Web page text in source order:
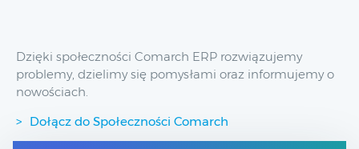
Dzięki społeczności Comarch ERP rozwiązujemy
problemy, dzielimy się pomysłami oraz informujemy o
nowościach.
Dołącz do Społeczności Comarch